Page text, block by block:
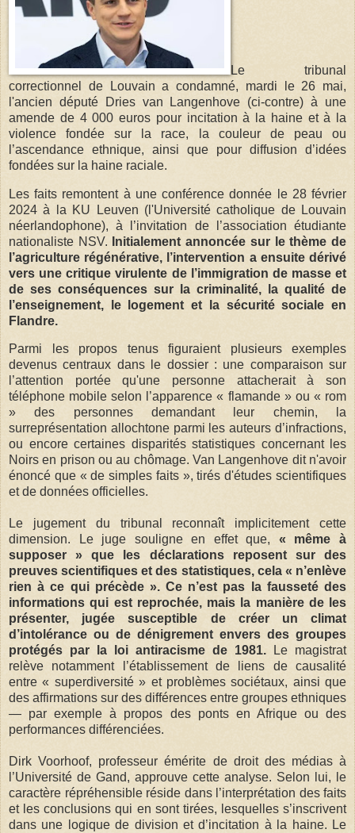
Le tribunal
correctionnel de Louvain a condamné, mardi le 26 mai,
l'ancien député Dries van Langenhove (ci-contre) à une
amende de 4 000 euros pour incitation à la haine et à la
violence fondée sur la race, la couleur de peau ou
l’ascendance ethnique, ainsi que pour diffusion d’idées
fondées sur la haine raciale.
Les faits remontent à une conférence donnée le 28 février
2024 à la KU Leuven (l'Université catholique de Louvain
néerlandophone), à l’invitation de l’association étudiante
nationaliste NSV.
Initialement annoncée sur le thème de
l’agriculture régénérative, l’intervention a ensuite dérivé
vers une critique virulente de l’immigration de masse et
de ses conséquences sur la criminalité, la qualité de
l’enseignement, le logement et la sécurité sociale en
Flandre.
Parmi les propos tenus figuraient plusieurs exemples
devenus centraux dans le dossier : une comparaison sur
l’attention portée qu'une personne attacherait à son
téléphone mobile selon l’apparence « flamande » ou « rom
» des personnes demandant leur chemin, la
surreprésentation allochtone parmi les auteurs d’infractions,
ou encore certaines disparités statistiques concernant les
Noirs en prison ou au chômage. Van Langenhove dit n'avoir
énoncé que « de simples faits », tirés d'études scientifiques
et de données officielles.
Le jugement du tribunal reconnaît implicitement cette
dimension. Le juge souligne en effet que, « même à
supposer » que les déclarations reposent sur des
preuves scientifiques et des statistiques, cela « n’enlève
rien à ce qui précède ». Ce n’est pas la fausseté des
informations qui est reprochée, mais la manière de les
présenter, jugée susceptible de créer un climat
d’intolérance ou de dénigrement envers des groupes
protégés par la loi antiracisme de 1981.
Le magistrat
relève notamment l’établissement de liens de causalité
entre « superdiversité » et problèmes sociétaux, ainsi que
des affirmations sur des différences entre groupes ethniques
— par exemple à propos des ponts en Afrique ou des
performances différenciées.
Dirk Voorhoof, professeur émérite de droit des médias à
l’Université de Gand, approuve cette analyse. Selon lui, le
caractère répréhensible réside dans l’interprétation des faits
et les conclusions qui en sont tirées, lesquelles s’inscrivent
dans une logique de division et d’incitation à la haine. Le